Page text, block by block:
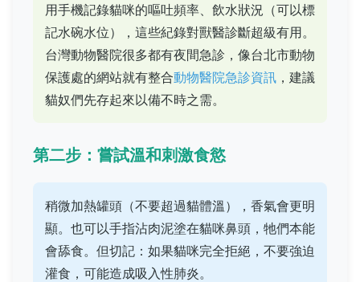
用手機記錄貓咪的嘔吐頻率、飲水狀況（可以標
記水碗水位），這些紀錄對獸醫診斷超級有用。
台灣動物醫院很多都有夜間急診，像台北市動物
保護處的網站就有整合動物醫院急診資訊 ，建議
貓奴們先存起來以備不時之需。
第二步：嘗試溫和刺激食慾
稍微加熱罐頭（不要超過貓體溫），香氣會更明
顯。也可以手指沾肉泥塗在貓咪鼻頭，牠們本能
會舔食。但切記：如果貓咪完全拒絕，不要強迫
灌食，可能造成吸入性肺炎。